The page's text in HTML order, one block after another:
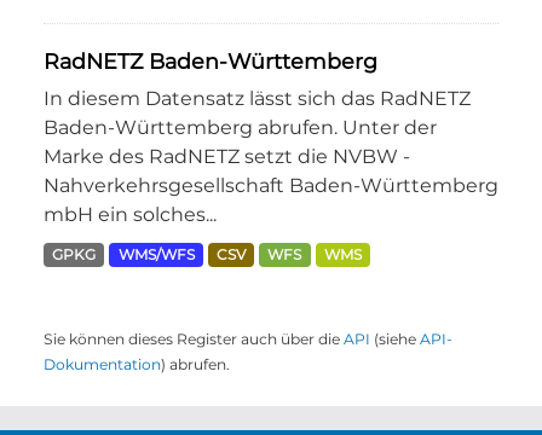
RadNETZ Baden-Württemberg
In diesem Datensatz lässt sich das RadNETZ
Baden-Württemberg abrufen. Unter der
Marke des RadNETZ setzt die NVBW -
Nahverkehrsgesellschaft Baden-Württemberg
mbH ein solches...
GPKG WMS/WFS CSV WFS WMS
Sie können dieses Register auch über die API (siehe API-
Dokumentation) abrufen.